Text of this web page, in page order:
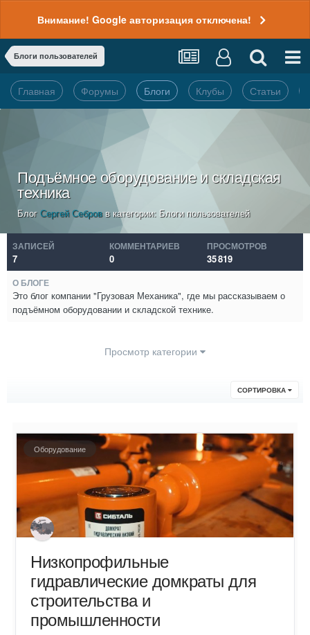
Внимание! Google авторизация отключена!
Блоги пользователей
Главная Форумы Блоги Клубы Статьи
Подъёмное оборудование и складская
техника
БлогСергей Себровв категории: Блоги пользователей
ЗАПИСЕЙ
7
КОММЕНТАРИЕВ
0
ПРОСМОТРОВ
35 819
О БЛОГЕ
Это блог компании "Грузовая Механика", где мы рассказываем о
подъёмном оборудовании и складской технике.
Просмотр категории
СОРТИРОВКА
Оборудование
Низкопрофильные
гидравлические домкраты для
строительства и
промышленности